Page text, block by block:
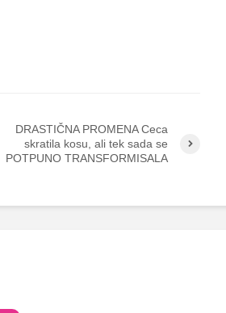
DRASTIČNA PROMENA Ceca
skratila kosu, ali tek sada se
POTPUNO TRANSFORMISALA